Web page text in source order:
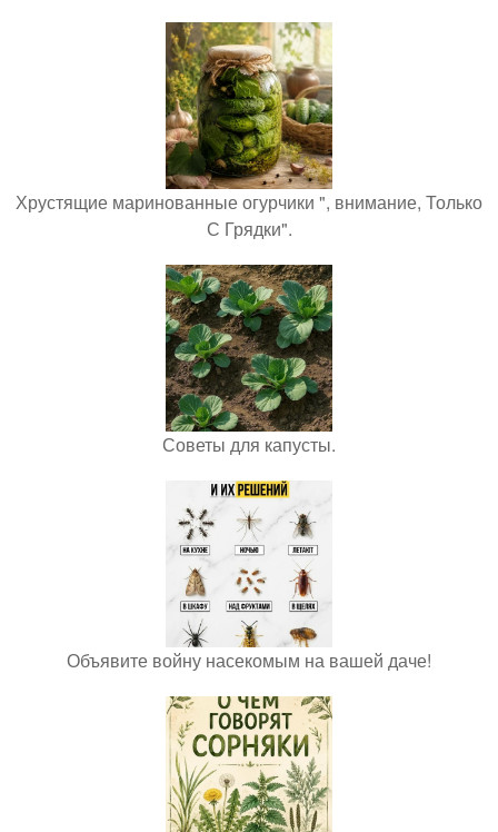
Хрустящие маринованные огурчики ", внимание, Только
С Грядки".
Советы для капусты.
Объявите войну насекомым на вашей даче!